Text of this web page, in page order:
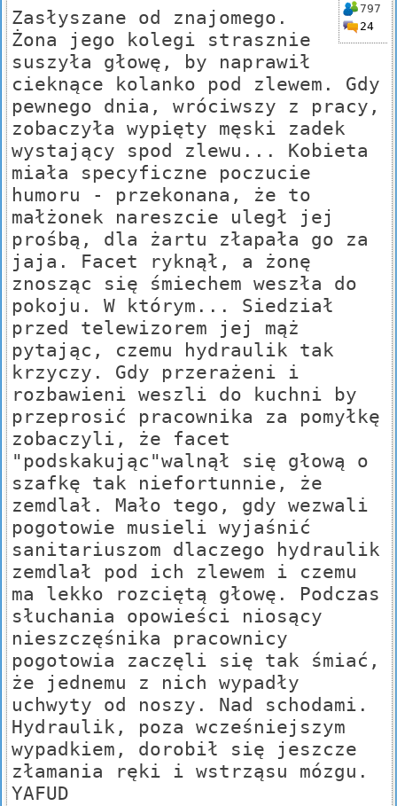
797
24
Zasłyszane od znajomego.
Żona jego kolegi strasznie
suszyła głowę, by naprawił
cieknące kolanko pod zlewem. Gdy
pewnego dnia, wróciwszy z pracy,
zobaczyła wypięty męski zadek
wystający spod zlewu... Kobieta
miała specyficzne poczucie
humoru - przekonana, że to
małżonek nareszcie uległ jej
prośbą, dla żartu złapała go za
jaja. Facet ryknął, a żonę
znosząc się śmiechem weszła do
pokoju. W którym... Siedział
przed telewizorem jej mąż
pytając, czemu hydraulik tak
krzyczy. Gdy przerażeni i
rozbawieni weszli do kuchni by
przeprosić pracownika za pomyłkę
zobaczyli, że facet
"podskakując"walnął się głową o
szafkę tak niefortunnie, że
zemdlał. Mało tego, gdy wezwali
pogotowie musieli wyjaśnić
sanitariuszom dlaczego hydraulik
zemdlał pod ich zlewem i czemu
ma lekko rozciętą głowę. Podczas
słuchania opowieści niosący
nieszczęśnika pracownicy
pogotowia zaczęli się tak śmiać,
że jednemu z nich wypadły
uchwyty od noszy. Nad schodami.
Hydraulik, poza wcześniejszym
wypadkiem, dorobił się jeszcze
złamania ręki i wstrząsu mózgu.
YAFUD